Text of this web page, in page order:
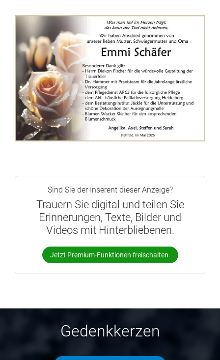
Sind Sie der Inserent dieser Anzeige?
Trauern Sie digital und teilen Sie
Erinnerungen, Texte, Bilder und
Videos mit Hinterbliebenen.
Jetzt Premium-Funktionen freischalten.
Gedenkkerzen